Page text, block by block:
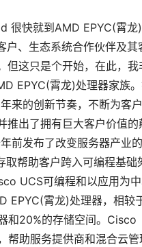
很快就到AMD EPYC(霄龙
户、生态系统合作伙伴及其
但这只是个开始，在此，我
EPYC(霄龙)处理器家族
来的创新节奏，不断为客
推出了拥有巨大客户价值的
前发布了改变服务器产业的
帮助客户跨入可编程基础
UCS可编程和以应用为
EPYC(霄龙)处理器，相较
和20%的存储空间。Cisco
帮助服务提供商和混合云管